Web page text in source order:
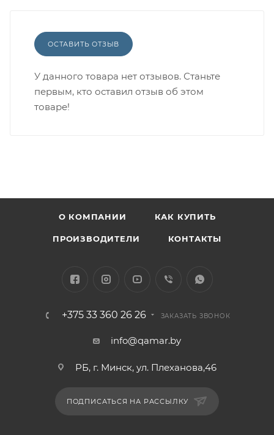
ОСТАВИТЬ ОТЗЫВ
У данного товара нет отзывов. Станьте
первым, кто оставил отзыв об этом
товаре!
О КОМПАНИИ КАК КУПИТЬ
ПРОИЗВОДИТЕЛИ КОНТАКТЫ
+375 33 360 26 26 ЗАКАЗАТЬ ЗВОНОК
info@qamar.by
РБ, г. Минск, ул. Плеханова,46
ПОДПИСАТЬСЯ НА РАССЫЛКУ